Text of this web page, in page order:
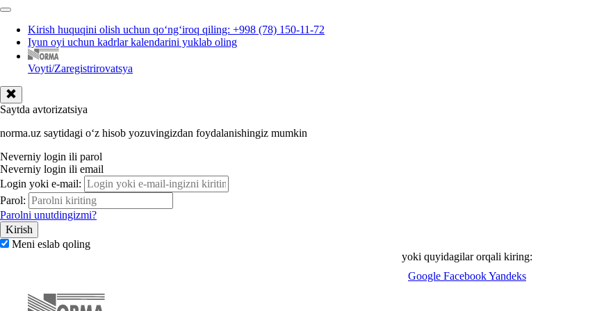
Kirish huquqini olish uchun qoʻngʻiroq qiling: +998 (78) 150-11-72
Iyun oyi uchun kadrlar kalendarini yuklab oling
Voyti/Zaregistrirovatsya
Saytda avtorizatsiya
norma.uz saytidagi oʻz hisob yozuvingizdan foydalanishingiz mumkin
Neverniy login ili parol
Neverniy login ili email
Login yoki e-mail:
Parol:
Parolni unutdingizmi?
Meni eslab qoling
yoki quyidagilar orqali kiring:
Google FacebookYandeks